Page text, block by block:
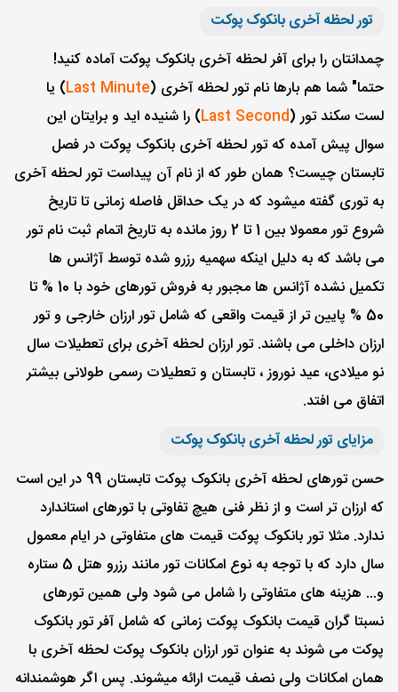
تور لحظه آخری بانکوک پوکت
چمدانتان را برای آفر لحظه آخری بانکوک پوکت آماده کنید!
حتما" شما هم بارها نام تور لحظه آخری (Last Minute) یا
لست سکند تور (Last Second) را شنیده اید و برایتان این
سوال پیش آمده که تور لحظه آخری بانکوک پوکت در فصل
تابستان چیست؟ همان طور که از نام آن پیداست تور لحظه آخری
به توری گفته میشود که در یک حداقل فاصله زمانی تا تاریخ
شروع تور معمولا بین 1 تا 2 روز مانده به تاریخ اتمام ثبت نام تور
می باشد که به دلیل اینکه سهمیه رزرو شده توسط آژانس ها
تکمیل نشده آژانس ها مجبور به فروش تورهای خود با 10 % تا
50 % پایین تر از قیمت واقعی که شامل تور ارزان خارجی و تور
ارزان داخلی می باشند. تور ارزان لحظه آخری برای تعطیلات سال
نو میلادی، عید نوروز ، تابستان و تعطیلات رسمی طولانی بیشتر
اتفاق می افتد.
مزایای تور لحظه آخری بانکوک پوکت
حسن تورهای لحظه آخری بانکوک پوکت تابستان 99 در این است
که ارزان تر است و از نظر فنی هیچ تفاوتی با تورهای استاندارد
ندارد. مثلا تور بانکوک پوکت قیمت های متفاوتی در ایام معمول
سال دارد که با توجه به نوع امکانات تور مانند رزرو هتل 5 ستاره
و... هزینه های متفاوتی را شامل می شود ولی همین تورهای
نسبتا گران قیمت بانکوک پوکت زمانی که شامل آفر تور بانکوک
پوکت می شوند به عنوان تور ارزان بانکوک پوکت لحظه آخری با
همان امکانات ولی نصف قیمت ارائه میشوند. پس اگر هوشمندانه